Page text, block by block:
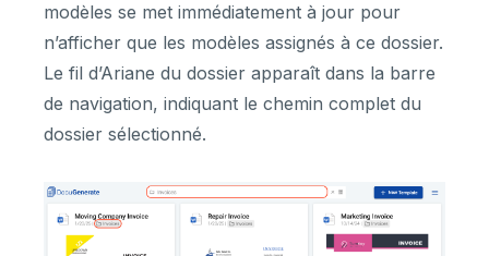
modèles se met immédiatement à jour pour
n’afficher que les modèles assignés à ce dossier.
Le fil d’Ariane du dossier apparaît dans la barre
de navigation, indiquant le chemin complet du
dossier sélectionné.